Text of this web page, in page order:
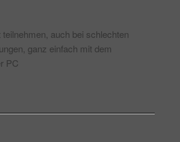
auch bei schlechten
ganz einfach mit dem
PC